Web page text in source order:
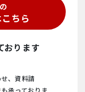
ちら
おります
、資料請